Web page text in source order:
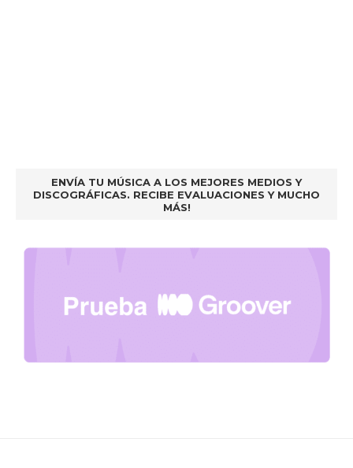
ENVÍA TU MÚSICA A LOS MEJORES MEDIOS Y
DISCOGRÁFICAS. RECIBE EVALUACIONES Y MUCHO
MÁS!